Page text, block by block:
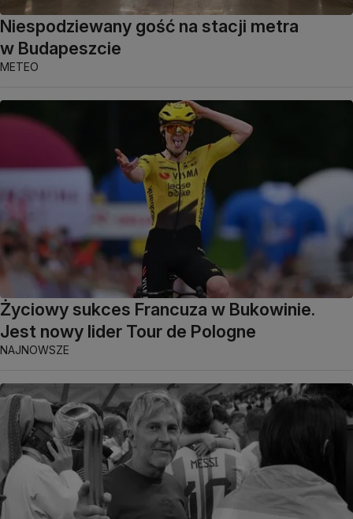
Niespodziewany gość na stacji metra
w Budapeszcie
METEO
Życiowy sukces Francuza w Bukowinie.
Jest nowy lider Tour de Pologne
NAJNOWSZE